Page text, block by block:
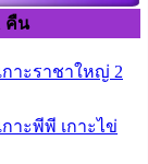
คืน
กาะราชาใหญ่ 2
าะพีพี เกาะไข่